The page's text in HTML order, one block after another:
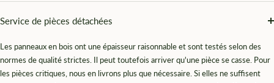
Service de pièces détachées
Les panneaux en bois ont une épaisseur raisonnable et sont testés selon des
normes de qualité strictes. Il peut toutefois arriver qu'une pièce se casse. Pour
les pièces critiques, nous en livrons plus que nécessaire. Si elles ne suffisent